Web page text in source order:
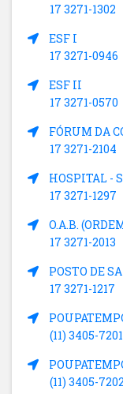
17 3271-1302
ESF I
17 3271-0946
ESF II
17 3271-0570
FÓRUM DA
17 3271-2104
HOSPITAL -
17 3271-1297
O.A.B.
17 3271-2013
POSTO DE
17 3271-1217
(11) 3405-7201
(11) 3405-7202